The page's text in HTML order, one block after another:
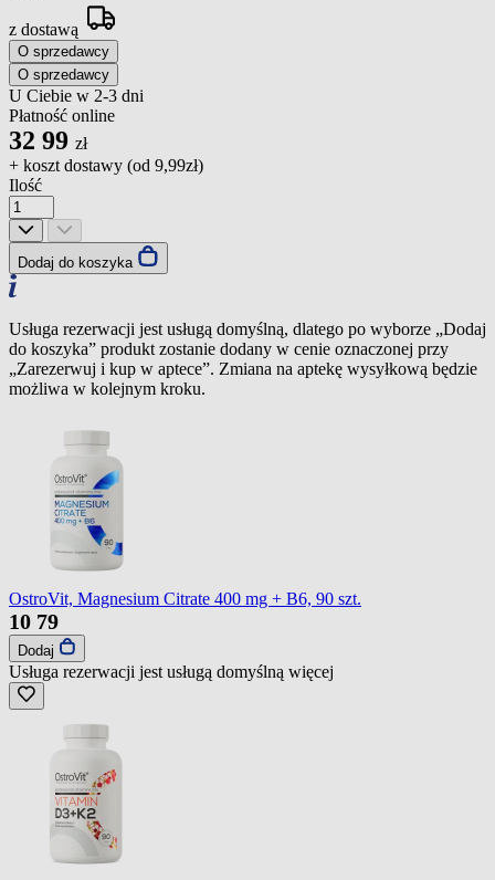
z dostawą
O sprzedawcy
O sprzedawcy
U Ciebie w 2-3 dni
Płatność online
32 99 zł
+ koszt dostawy (od 9,99zł)
Ilość
Dodaj do koszyka
Usługa rezerwacji jest usługą domyślną, dlatego po wyborze „Dodaj
do koszyka” produkt zostanie dodany w cenie oznaczonej przy
„Zarezerwuj i kup w aptece”. Zmiana na aptekę wysyłkową będzie
możliwa w kolejnym kroku.
OstroVit, Magnesium Citrate 400 mg + B6, 90 szt.
10 79
Dodaj
Usługa rezerwacji jest usługą domyślną więcej